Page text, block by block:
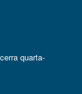
quarta-